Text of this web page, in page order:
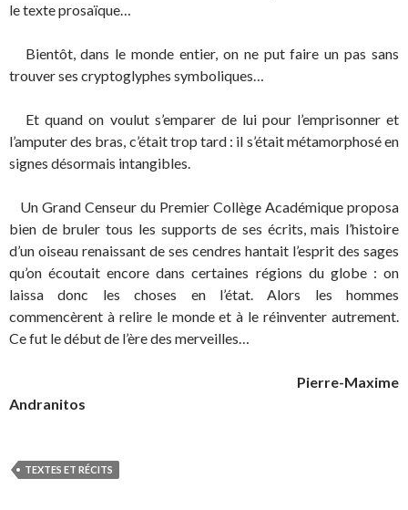
le texte prosaïque…
Bientôt, dans le monde entier, on ne put faire un pas sans
trouver ses cryptoglyphes symboliques…
Et quand on voulut s’emparer de lui pour l’emprisonner et
l’amputer des bras, c’était trop tard : il s’était métamorphosé en
signes désormais intangibles.
Un Grand Censeur du Premier Collège Académique proposa
bien de bruler tous les supports de ses écrits, mais l’histoire
d’un oiseau renaissant de ses cendres hantait l’esprit des sages
qu’on écoutait encore dans certaines régions du globe : on
laissa donc les choses en l’état. Alors les hommes
commencèrent à relire le monde et à le réinventer autrement.
Ce fut le début de l’ère des merveilles…
Pierre-Maxime
Andranitos
TEXTES ET RÉCITS